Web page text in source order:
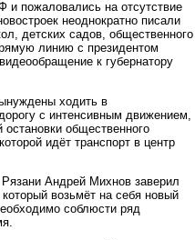
и пожаловались на отсутствие
неоднократно писали
детских садов, общественного
линию с президентом
к губернатору
ходить в
с интенсивным движением,
общественного
идёт транспорт в центр
Рязани Андрей Михнов заверил
возьмёт на себя новый
соблюсти ряд